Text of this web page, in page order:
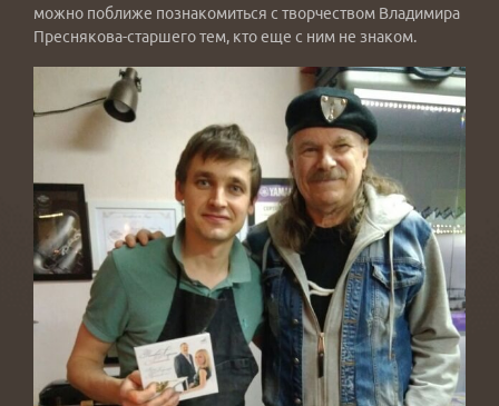
можно поближе познакомиться с творчеством Владимира
Преснякова-старшего тем, кто еще с ним не знаком.